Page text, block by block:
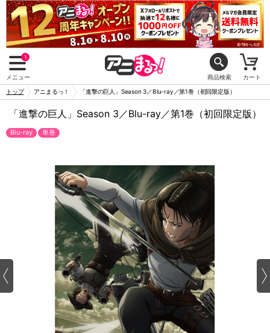
1
メニュー 商品検索 カート
トップ アニまるっ！ 「進撃の巨人」Season 3／Blu-ray／第1巻（初回限定版）
「進撃の巨人」Season 3／Blu-ray／第1巻（初回限定版）
Blu-ray 単巻